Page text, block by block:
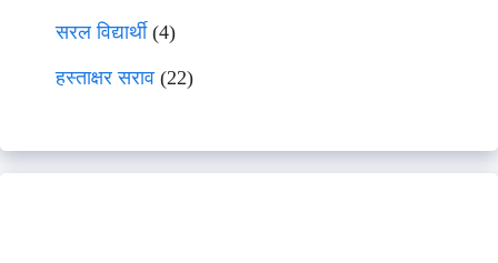
सरल विद्यार्थी(4)
हस्ताक्षर सराव (22)